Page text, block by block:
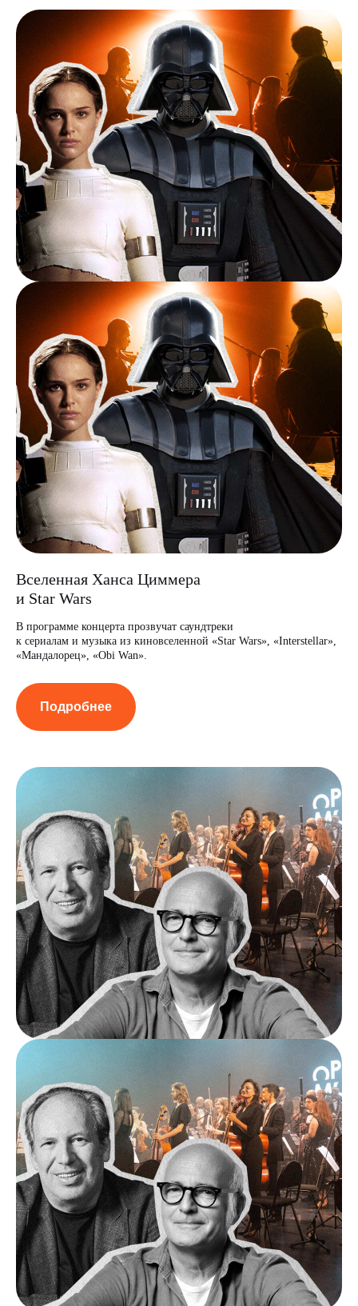
Вселенная Ханса Циммера
и Star Wars
В программе концерта прозвучат саундтреки
к сериалам и музыка из киновселенной «Star Wars», «Interstellar»,
«Мандалорец», «Obi Wan».
Подробнее